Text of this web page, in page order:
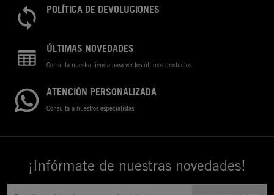
POLÍTICA DE DEVOLUCIONES
ÚLTIMAS NOVEDADES
Consulta nuestra tienda para ver los últimos productos
ATENCIÓN PERSONALIZADA
Consulta a nuestros especialistas
¡Infórmate de nuestras novedades!